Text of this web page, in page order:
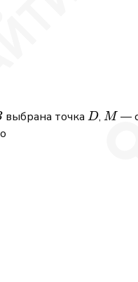
выбрана точка D
D,M
M —